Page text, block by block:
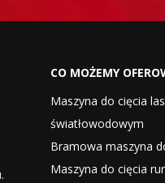
CO MOŻEMY
Maszyna do cięcia
światłowodowym
Bramowa maszyna
Maszyna do cięcia